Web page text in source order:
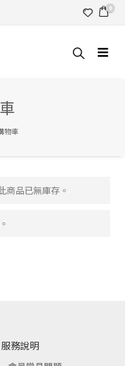
0
物車
商品已無庫存。
服務說明